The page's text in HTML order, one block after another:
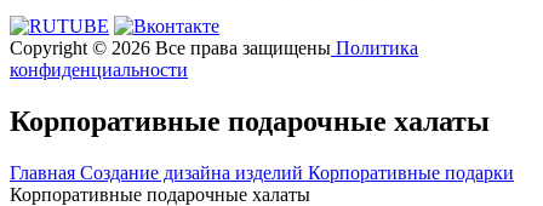
Copyright © 2026 Все права защищены Политика
конфиденциальности
Корпоративные подарочные халаты
Главная Создание дизайна изделий Корпоративные подарки
Корпоративные подарочные халаты